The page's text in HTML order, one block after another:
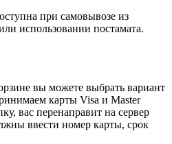
при самовывозе из
использовании постамата.
вы можете выбрать вариант
карты Visa и Master
вас перенаправит на сервер
ввести номер карты, срок